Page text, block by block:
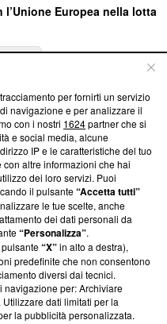
Europea nella lotta
su Blasting
e su come ci impegniamo a
la nostra aderenza a
Blasting News non è
ha richiesto di farne
effettuato una verifica di
per fornirti un servizio
navigazione e per analizzare il
con i nostri 1624partner che si
e social media, alcune
IP e le caratteristiche del tuo
altre informazioni che hai
dei loro servizi. Puoi
il pulsante“Accetta tutti”
le tue scelte, anche
dei dati personali da
“Personalizza”.
“X”in alto a destra),
predefinite che non consentono
diversi dai tecnici.
navigazione per: Archiviare
dati limitati per la
la pubblicità personalizzata.